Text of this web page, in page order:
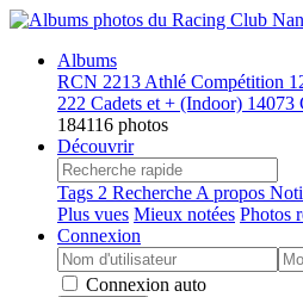
Albums
RCN 2213 Athlé Compétition
222 Cadets et + (Indoor) 14073
184116 photos
Découvrir
Tags 2 Recherche A propos
Plus vues Mieux notées Photos
Connexion
Connexion auto